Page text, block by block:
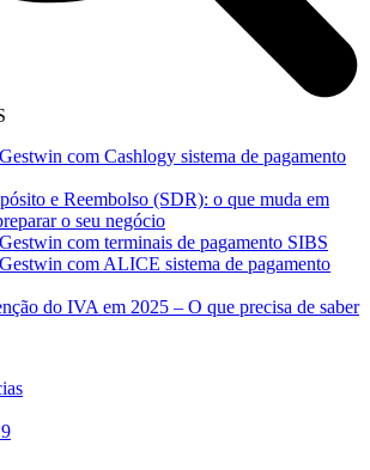
com Cashlogy sistema de pagamento
e Reembolso (SDR): o que muda em
o seu negócio
com terminais de pagamento SIBS
com ALICE sistema de pagamento
do IVA em 2025 – O que precisa de saber